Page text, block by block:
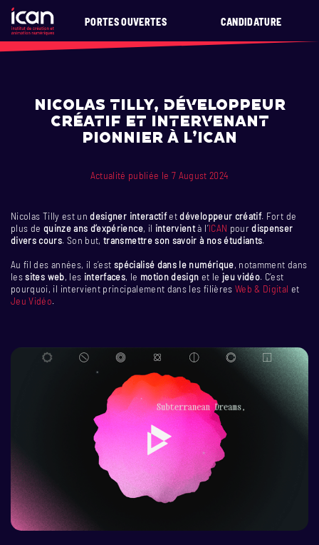
PORTES OUVERTES CANDIDATURE
Nicolas Tilly, développeur
créatif et intervenant
pionnier à l’ICAN
Actualité publiée le 7 August 2024
Nicolas Tilly est undesigner interactifetdéveloppeur créatif. Fort de
plus de quinze ans d’expérience, il intervientà l’ICAN pourdispenser
divers cours. Son but,transmettre son savoir à nos étudiants.
Au fil des années, il s’est spécialisé dans le numérique, notamment dans
lessites web, les interfaces, le motion design et le jeu vidéo. C’est
pourquoi, il intervient principalement dans les filières Web & Digital et
Jeu Vidéo.